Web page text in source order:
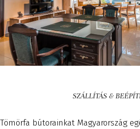
SZÁLLÍTÁS &
Tömörfa bútorainkat Magyarország